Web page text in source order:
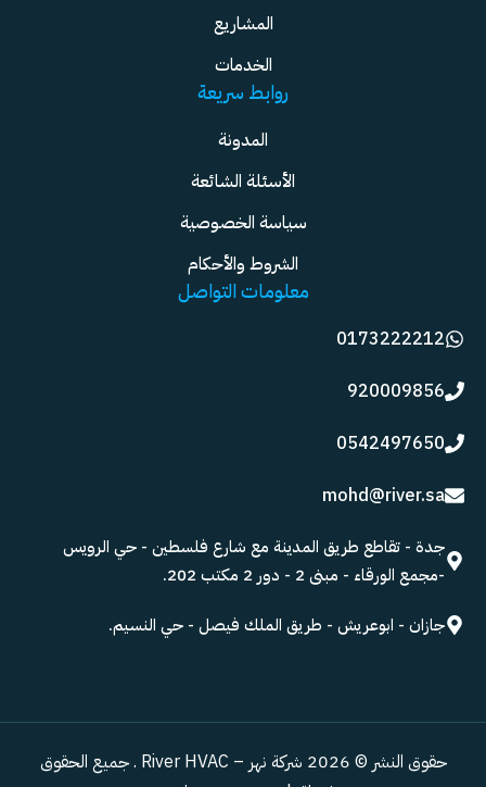
المشاريع
الخدمات
روابط سريعة
المدونة
الأسئلة الشائعة
سياسة الخصوصية
الشروط والأحكام
معلومات التواصل
0173222212
920009856
0542497650
mohd@river.sa
جدة - تقاطع طريق المدينة مع شارع فلسطين - حي الرويس
-مجمع الورقاء - مبنى 2 - دور 2 مكتب 202.
جازان - ابوعريش - طريق الملك فيصل - حي النسيم.
حقوق النشر © 2026 شركة نهر – River HVAC . جميع الحقوق